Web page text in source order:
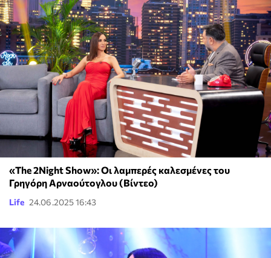
«The 2Night Show»: Οι λαμπερές καλεσμένες του
Γρηγόρη Αρναούτογλου (Βίντεο)
Life 24.06.2025 16:43